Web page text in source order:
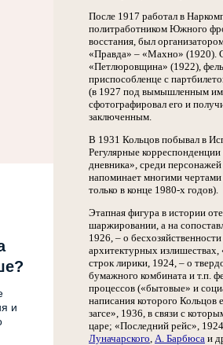
и
После 1917 работал в
политработником Южного
восстания, был
«Правда» – «Махно» (1920). С
«Петлюровщина» (1922),
приспособленце с
(в 1927 под вымышленным
сфотографировал его и
заключенным.
В 1931 Кольцов побывал в
Регулярные
дневника», среди
напоминает многими
только в конце 1980-х годов).
Этапная фигура в истории
шаржировании, а на
1926, – о
архитектурных излишествах,
строк лирики, 1924, – о
бумажного комбината и т.п.
процессов («бытовые» и
написания которого Кольцов
загсе», 1936, в связи с
царе; «Последний рейс»,
Луначарского, А. Барбюса и